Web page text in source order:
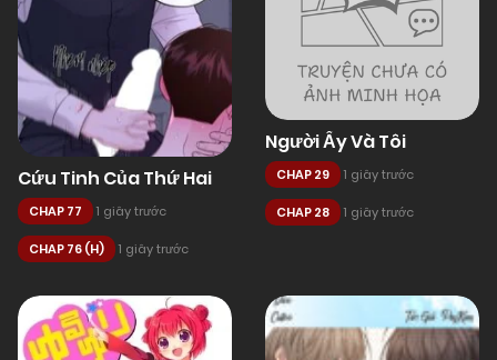
Cứu Tinh Của Thứ Hai
CHAP 77 1 giây trước
CHAP 76 (H) 1 giây trước
Người Ấy Và Tôi
CHAP 29 1 giây trước
CHAP 28 1 giây trước